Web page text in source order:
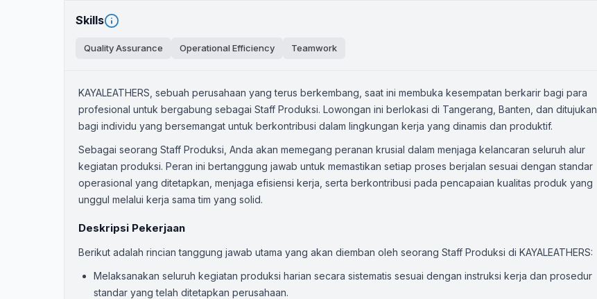
Skills
Quality Assurance Operational Efficiency Teamwork
KAYALEATHERS, sebuah perusahaan yang terus berkembang, saat ini membuka kesempatan berkarir bagi para
profesional untuk bergabung sebagai Staff Produksi. Lowongan ini berlokasi di Tangerang, Banten, dan ditujukan
bagi individu yang bersemangat untuk berkontribusi dalam lingkungan kerja yang dinamis dan produktif.
Sebagai seorang Staff Produksi, Anda akan memegang peranan krusial dalam menjaga kelancaran seluruh alur
kegiatan produksi. Peran ini bertanggung jawab untuk memastikan setiap proses berjalan sesuai dengan standar
operasional yang ditetapkan, menjaga efisiensi kerja, serta berkontribusi pada pencapaian kualitas produk yang
unggul melalui kerja sama tim yang solid.
Deskripsi Pekerjaan
Berikut adalah rincian tanggung jawab utama yang akan diemban oleh seorang Staff Produksi di KAYALEATHERS:
Melaksanakan seluruh kegiatan produksi harian secara sistematis sesuai dengan instruksi kerja dan prosedur
standar yang telah ditetapkan perusahaan.